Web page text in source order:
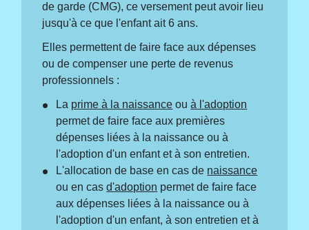
de garde (CMG), ce versement peut avoir lieu
jusqu'à ce que l'enfant ait 6 ans.
Elles permettent de faire face aux dépenses
ou de compenser une perte de revenus
professionnels :
La prime à la naissance ouà l'adoption
permet de faire face aux premières
dépenses liées à la naissance ou à
l'adoption d'un enfant et à son entretien.
L'allocation de base en cas de naissance
ou en casd'adoption permet de faire face
aux dépenses liées à la naissance ou à
l'adoption d'un enfant, à son entretien et à